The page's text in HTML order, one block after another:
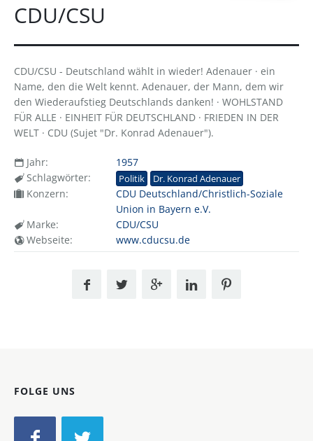
CDU/CSU
CDU/CSU - Deutschland wählt in wieder! Adenauer · ein
Name, den die Welt kennt. Adenauer, der Mann, dem wir
den Wiederaufstieg Deutschlands danken! · WOHLSTAND
FÜR ALLE · EINHEIT FÜR DEUTSCHLAND · FRIEDEN IN DER
WELT · CDU (Sujet "Dr. Konrad Adenauer").
Jahr:
1957
Schlagwörter:
Politik Dr. Konrad Adenauer
Konzern:
CDU Deutschland/Christlich-Soziale
Union in Bayern e.V.
Marke:
CDU/CSU
Webseite:
www.cducsu.de
FOLGE UNS